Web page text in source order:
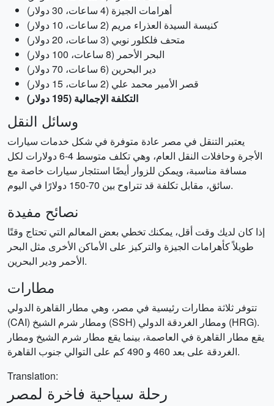
أهرامات الجيزة (4 ساعات، 30 دولار)
كنيسة السيدة العذراء مريم (2 ساعات، 10 دولار)
متحف فلكلور نوبي (3 ساعات، 20 دولار)
البحر الأحمر (8 ساعات، 100 دولار)
دير البحرين (6 ساعات، 70 دولار)
قصر الأمير محمد علي (2 ساعات، 15 دولار)
التكلفة الإجمالية (195 دولار)
وسائل النقل
يعتبر التنقل في مصر عادة متوفرة في شكل خدمات سيارات
الأجرة وحافلات النقل العام، وهي تكلف متوسط 4-6 دولارات لكل
مسافة مناسبة، ويمكن للزوار أيضًا استئجار سيارات خاصة مع
سائق، مقابل تكلفة قد تتراوح بين 70-150 دولارًا في اليوم.
نصائح مفيدة
إذا كان لديك وقت أقل، يمكنك تخطي بعض المعالم التي تحتاج وقتًا
طويلاً كأهرامات الجيزة والتركيز على الأماكن الأخرى مثل البحر
الأحمر ودير البحرين.
مطارات
تتوفر ثلاثة مطارات رئيسية في مصر، وهي مطار القاهرة الدولي
(CAI) ومطار شرم الشيخ (SSH) ومطار الغردقة الدولي (HRG).
يقع مطار القاهرة في العاصمة، بينما يقع مطار شرم الشيخ ومطار
الغردقة على بعد 460 و 490 كم على التوالي جنوب القاهرة.
Translation:
رحلة سياحية فاخرة لمصر